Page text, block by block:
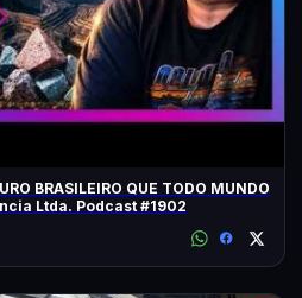
BRASILEIRO QUE TODO MUNDO
Ltda. Podcast #1902